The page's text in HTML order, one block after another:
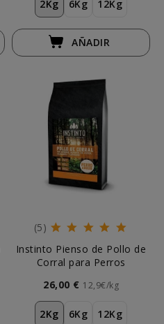
2Kg 6Kg 12Kg
AÑADIR
(5)
Instinto Pienso de Pollo de
Corral para Perros
26,00 € 12,9€/kg
2Kg 6Kg 12Kg